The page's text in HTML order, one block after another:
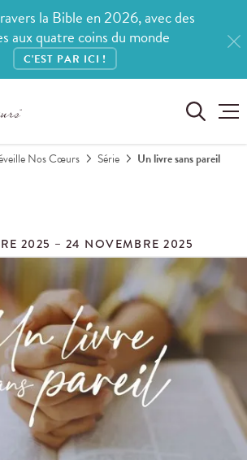
la Bible en 2026, avec des
aux quatre coins du monde
C'EST PAR ICI !
Nos Cœurs Série Un livre sans pareil
2025 – 24 NOVEMBRE 2025